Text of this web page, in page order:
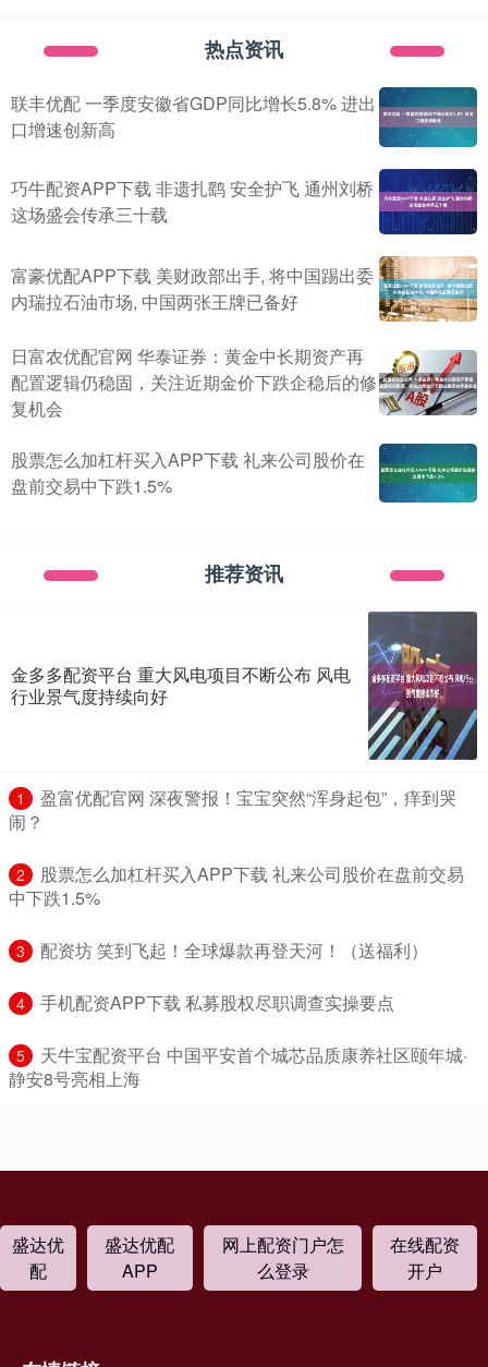
热点资讯
联丰优配 一季度安徽省GDP同比增长5.8% 进出
口增速创新高
巧牛配资APP下载 非遗扎鹞 安全护飞 通州刘桥
这场盛会传承三十载
富豪优配APP下载 美财政部出手, 将中国踢出委
内瑞拉石油市场, 中国两张王牌已备好
日富农优配官网 华泰证券：黄金中长期资产再
配置逻辑仍稳固，关注近期金价下跌企稳后的修
复机会
股票怎么加杠杆买入APP下载 礼来公司股价在
盘前交易中下跌1.5%
推荐资讯
金多多配资平台 重大风电项目不断公布 风电
行业景气度持续向好
1
​盈富优配官网 深夜警报！宝宝突然“浑身起包”，痒到哭
闹？
2
​股票怎么加杠杆买入APP下载 礼来公司股价在盘前交易
中下跌1.5%
3 ​配资坊 笑到飞起！全球爆款再登天河！（送福利）
4 ​手机配资APP下载 私募股权尽职调查实操要点
5
​天牛宝配资平台 中国平安首个城芯品质康养社区颐年城·
静安8号亮相上海
盛达优
配
盛达优配
APP
网上配资门户怎
么登录
在线配资
开户